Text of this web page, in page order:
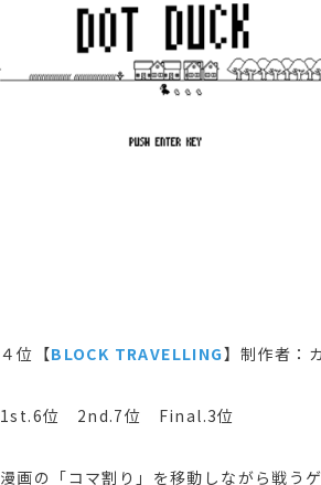
４位【BLOCK TRAVELLING】制作者：カ
1st.6位 2nd.7位 Final.3位
漫画の「コマ割り」を移動しながら戦うゲ